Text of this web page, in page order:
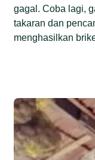
gagal. Coba lagi,
takaran dan
menghasilkan